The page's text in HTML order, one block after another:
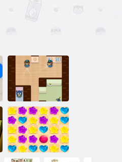
James subdolo